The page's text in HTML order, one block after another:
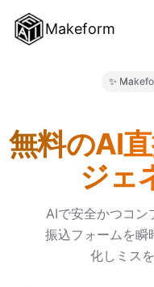
Makeform
料金
✨
無料のAI
ジェ
AIで安全かつコン
振込フォームを瞬
化しミス